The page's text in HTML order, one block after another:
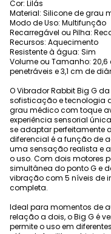
Cor: Lilás
Material: Silicone de grau
Modo de Uso: Multifunção
Recarregável ou Pilha:
Recursos: Aquecimento
Resistente à água: Sim
Volume ou Tamanho:
penetráveis e 3,1 cm de
O Vibrador Rabbit Big G
sofisticação e tecnologia
grau médico com toque
experiência sensorial
se adaptar perfeitamente
diferencial é a função de
uma sensação realista e
o uso. Com dois motores
simultânea do ponto G e
vibração com 5 níveis de
completa.
Ideal para momentos de
relação a dois, o Big G é
permite o uso em